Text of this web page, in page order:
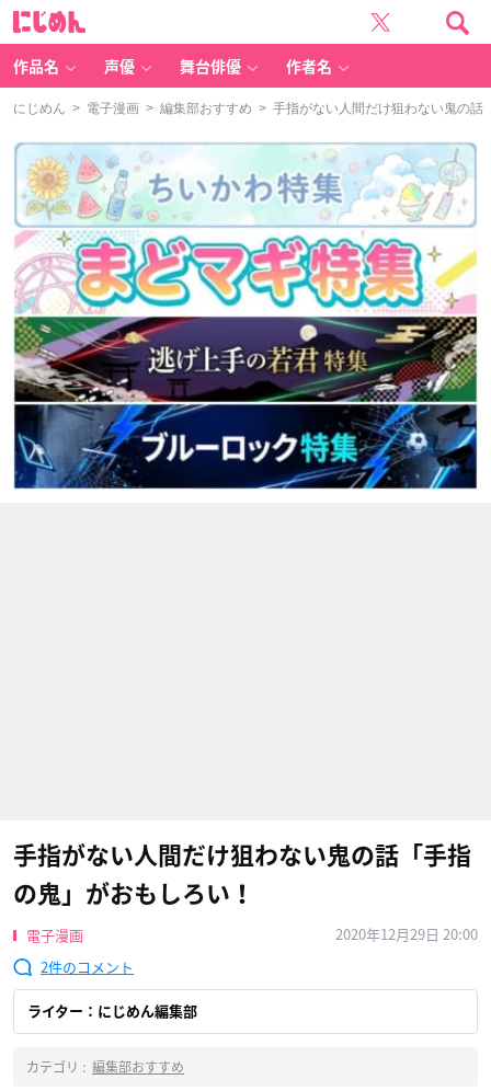
作品名 声優 舞台俳優 作者名
にじめん > 電子漫画 > 編集部おすすめ > 手指がない人間だけ狙わない鬼の話
手指がない人間だけ狙わない鬼の話「手指
の鬼」がおもしろい！
電子漫画
2020年12月29日 20:00
2
ライター：にじめん編集部
カテゴリ : 編集部おすすめ